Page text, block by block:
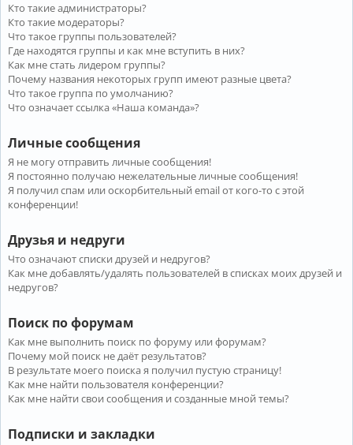
Кто такие администраторы?
Кто такие модераторы?
Что такое группы пользователей?
Где находятся группы и как мне вступить в них?
Как мне стать лидером группы?
Почему названия некоторых групп имеют разные цвета?
Что такое группа по умолчанию?
Что означает ссылка «Наша команда»?
Личные сообщения
Я не могу отправить личные сообщения!
Я постоянно получаю нежелательные личные сообщения!
Я получил спам или оскорбительный email от кого-то с этой
конференции!
Друзья и недруги
Что означают списки друзей и недругов?
Как мне добавлять/удалять пользователей в списках моих друзей и
недругов?
Поиск по форумам
Как мне выполнить поиск по форуму или форумам?
Почему мой поиск не даёт результатов?
В результате моего поиска я получил пустую страницу!
Как мне найти пользователя конференции?
Как мне найти свои сообщения и созданные мной темы?
Подписки и закладки